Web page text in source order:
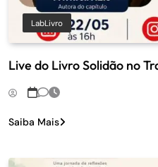
LabLivro
Live do Livro Solidão no
Saiba Mais